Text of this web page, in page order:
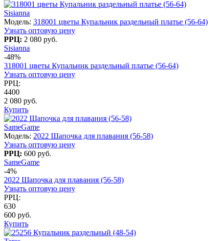
Sisianna
Модель: 318001 цветы Купальник раздельный платье (56-64)
Узнать оптовую цену
РРЦ: 2 080 руб.
Sisianna
-48%
318001 цветы Купальник раздельный платье (56-64)
Узнать оптовую цену
РРЦ:
4400
2 080 руб.
Купить
SameGame
Модель: 2022 Шапочка для плавания (56-58)
Узнать оптовую цену
РРЦ: 600 руб.
SameGame
-4%
2022 Шапочка для плавания (56-58)
Узнать оптовую цену
РРЦ:
630
600 руб.
Купить